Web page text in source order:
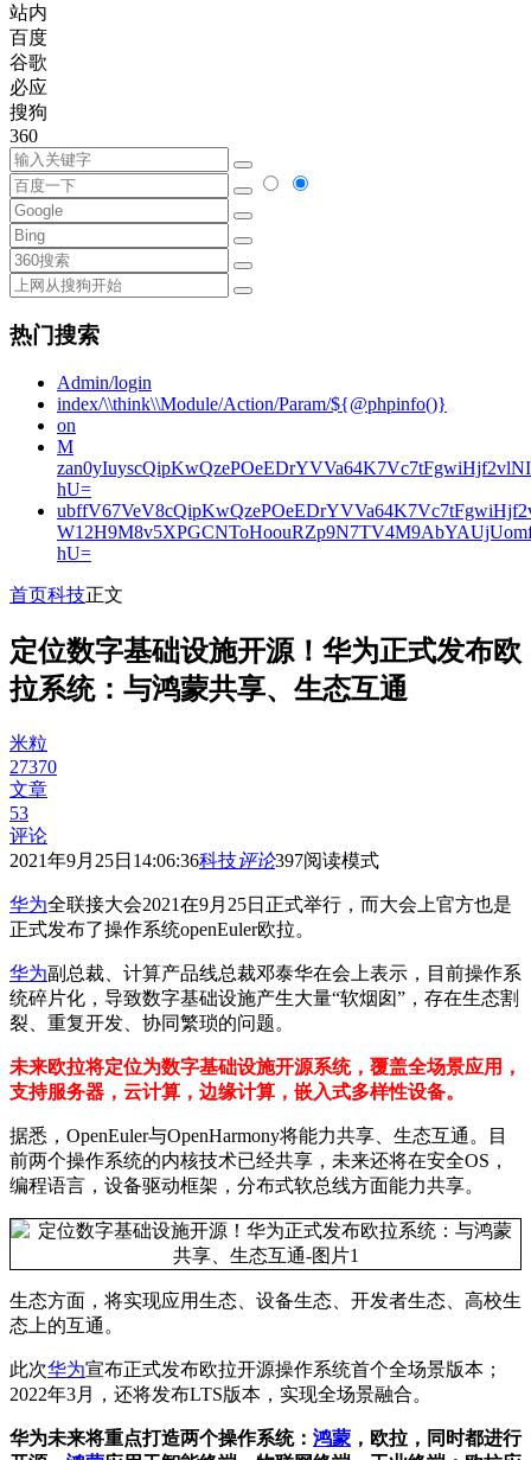
站内
百度
谷歌
必应
搜狗
360
热门搜索
Admin/login
index/\\think\\Module/Action/Param/${@phpinfo()}
on
M
hU=
hU=
首页科技正文
定位数字基础设施开源！华为正式发布欧
拉系统：与鸿蒙共享、生态互通
米粒
27370
文章
53
评论
2021年9月25日14:06:36科技评论397阅读模式
华为全联接大会2021在9月25日正式举行，而大会上官方也是
正式发布了操作系统openEuler欧拉。
华为副总裁、计算产品线总裁邓泰华在会上表示，目前操作系
统碎片化，导致数字基础设施产生大量“软烟囱”，存在生态割
裂、重复开发、协同繁琐的问题。
未来欧拉将定位为数字基础设施开源系统，覆盖全场景应用，
支持服务器，云计算，边缘计算，嵌入式多样性设备。
据悉，OpenEuler与OpenHarmony将能力共享、生态互通。目
前两个操作系统的内核技术已经共享，未来还将在安全OS，
编程语言，设备驱动框架，分布式软总线方面能力共享。
生态方面，将实现应用生态、设备生态、开发者生态、高校生
态上的互通。
此次华为宣布正式发布欧拉开源操作系统首个全场景版本；
2022年3月，还将发布LTS版本，实现全场景融合。
华为未来将重点打造两个操作系统： 鸿蒙 ，欧拉，同时都进行